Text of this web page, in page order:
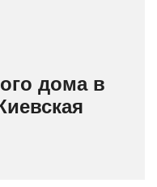
дома в